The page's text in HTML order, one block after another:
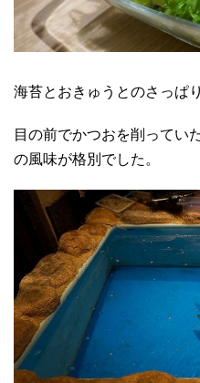
海苔とおきゅうとのさっぱ
目の前でかつおを削ってい
の風味が格別でした。